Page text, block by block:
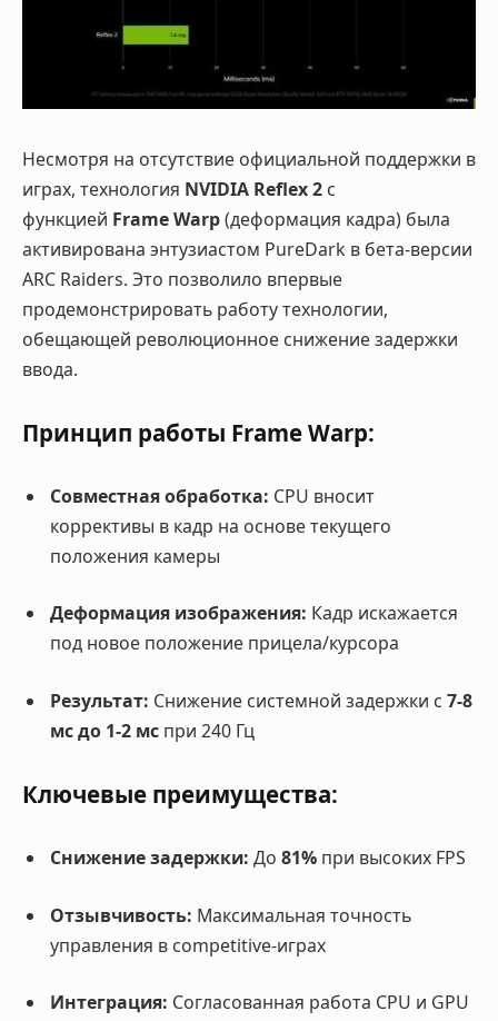
Несмотря на отсутствие официальной поддержки в
играх, технология NVIDIA Reflex 2 с
функцией Frame Warp(деформация кадра) была
активирована энтузиастом PureDark в бета-версии
ARC Raiders. Это позволило впервые
продемонстрировать работу технологии,
обещающей революционное снижение задержки
ввода.
Принцип работы Frame Warp:
Совместная обработка: CPU вносит
коррективы в кадр на основе текущего
положения камеры
Деформация изображения: Кадр искажается
под новое положение прицела/курсора
Результат: Снижение системной задержки с 7-8
мс до 1-2 мс при 240 Гц
Ключевые преимущества:
Снижение задержки: До 81% при высоких FPS
Отзывчивость: Максимальная точность
управления в competitive-играх
Интеграция: Согласованная работа CPU и GPU